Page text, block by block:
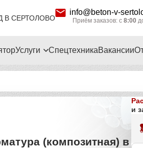
В СЕРТОЛОВО
info@beton-v-
Приём заказов: с 8:00
Услуги СпецтехникаВакансии
(композитная) в
и